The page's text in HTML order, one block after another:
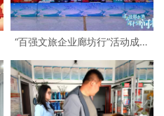
“百强文旅企业廊坊行”活动成功